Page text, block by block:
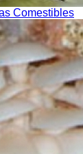
Comestibles